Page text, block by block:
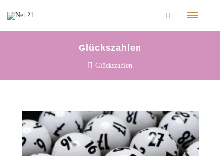
Glückszahlen
Glückszahlen